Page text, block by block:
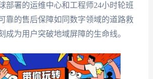
部署的运维中心和工程师24小时轮班
靠的售后保障如同数字领域的道路救
成为用户突破地域屏障的生命线。